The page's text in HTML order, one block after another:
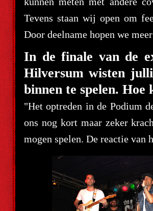
Tevens staan wij open om
Door deelname hopen we
In de finale van de
Hilversum wisten
binnen te spelen.
"Het optreden in de Podium
ons nog kort maar zeker
mogen spelen. De reactie van